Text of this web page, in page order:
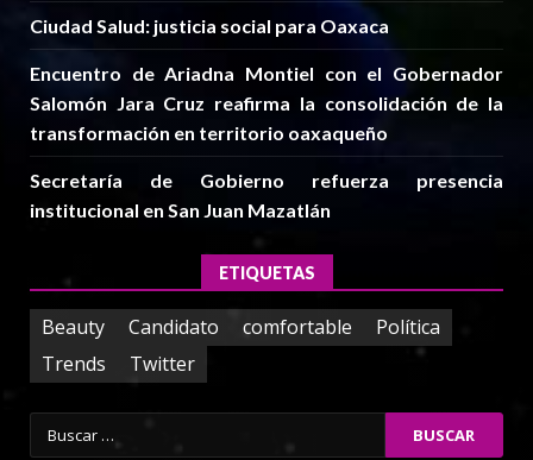
Ciudad Salud: justicia social para Oaxaca
Encuentro de Ariadna Montiel con el Gobernador
Salomón Jara Cruz reafirma la consolidación de la
transformación en territorio oaxaqueño
Secretaría de Gobierno refuerza presencia
institucional en San Juan Mazatlán
ETIQUETAS
Beauty Candidato comfortable
Política
Trends
Twitter
Buscar: